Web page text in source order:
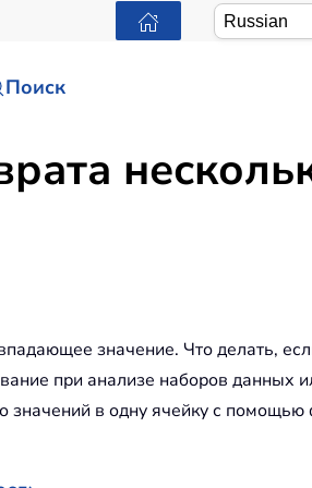
Поиск
значение. Что делать,
при анализе наборов данных
значений в одну ячейку с